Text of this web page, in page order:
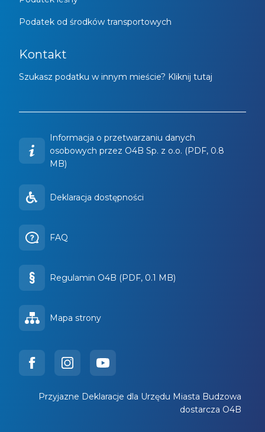
Podatek od środków transportowych
Kontakt
Szukasz podatku w innym mieście? Kliknij tutaj
Informacja o przetwarzaniu danych
osobowych przez O4B Sp. z o.o. (PDF, 0.8
MB)
Deklaracja dostępności
FAQ
Regulamin O4B (PDF, 0.1 MB)
Mapa strony
Przyjazne Deklaracje dla Urzędu Miasta Budzowa
dostarcza O4B